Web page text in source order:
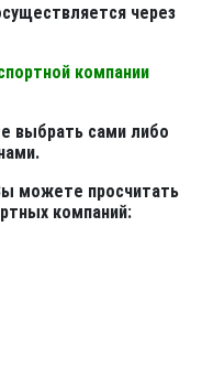
через
компании
выбрать сами либо
можете просчитать
компаний: